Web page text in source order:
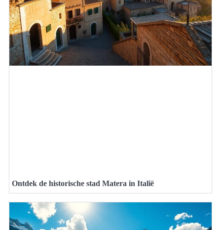
Ontdek de historische stad Matera in Italië